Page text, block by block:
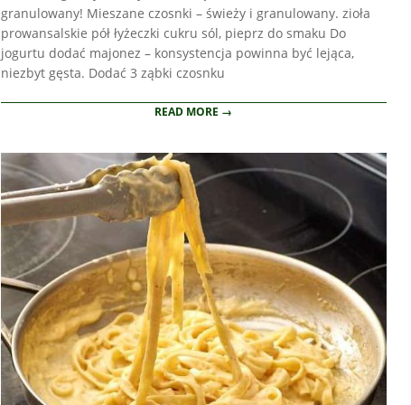
granulowany! Mieszane czosnki – świeży i granulowany. zioła
prowansalskie pół łyżeczki cukru sól, pieprz do smaku Do
jogurtu dodać majonez – konsystencja powinna być lejąca,
niezbyt gęsta. Dodać 3 ząbki czosnku
READ MORE →